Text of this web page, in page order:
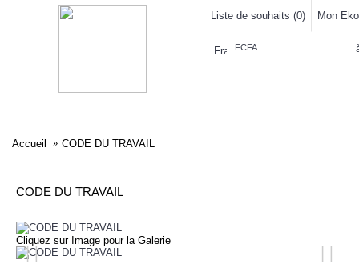
Liste de souhaits (0) Mon
FCFA
Accueil CODE DU TRAVAIL
CODE DU TRAVAIL
Cliquez sur Image pour la Galerie